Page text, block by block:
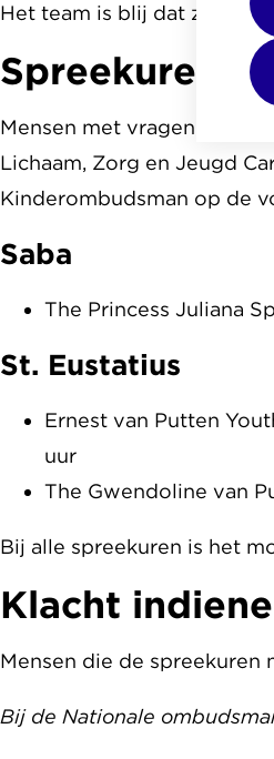
Het team is blij dat zij weer
Spreekuren
Mensen met vragen of
Lichaam, Zorg en Jeugd
Kinderombudsman op de
Saba
The Princess Juliana
St. Eustatius
Ernest van Putten
uur
The Gwendoline van
Bij alle spreekuren is het
Klacht
Mensen die de spreekuren
Bij de Nationale